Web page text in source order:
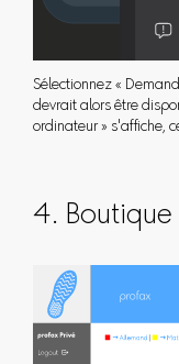
Sélectionnez «
devrait alors être
ordinateur » s'affiche,
4.